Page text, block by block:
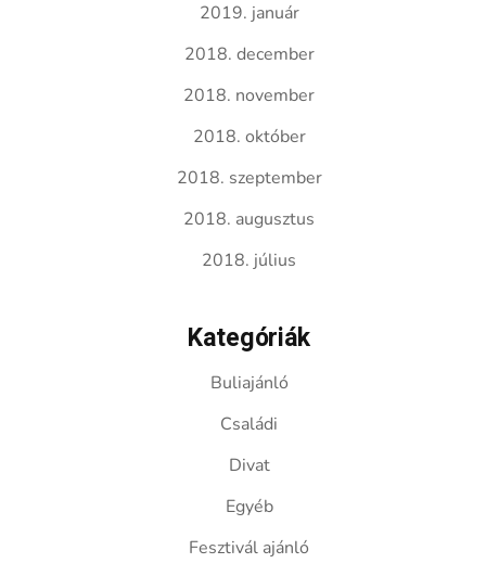
2019. január
2018. december
2018. november
2018. október
2018. szeptember
2018. augusztus
2018. július
Kategóriák
Buliajánló
Családi
Divat
Egyéb
Fesztivál ajánló